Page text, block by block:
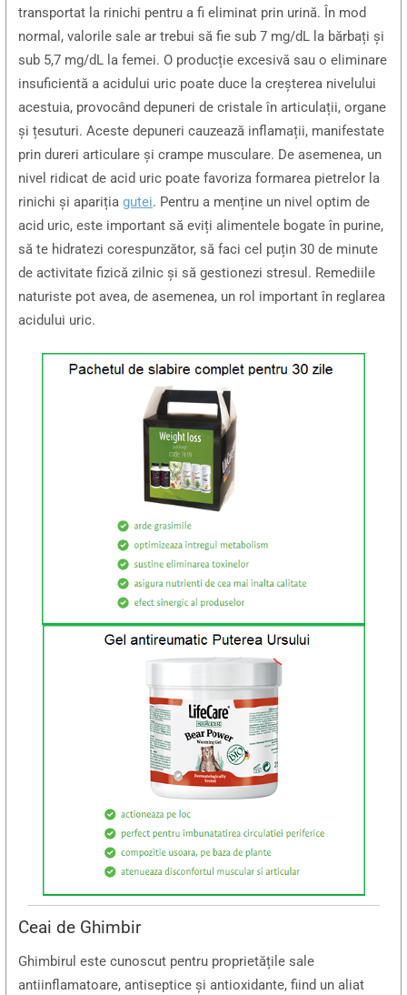
transportat la rinichi pentru a fi eliminat prin urină. În mod
normal, valorile sale ar trebui să fie sub 7 mg/dL la bărbați și
sub 5,7 mg/dL la femei. O producție excesivă sau o eliminare
insuficientă a acidului uric poate duce la creșterea nivelului
acestuia, provocând depuneri de cristale în articulații, organe
și țesuturi. Aceste depuneri cauzează inflamații, manifestate
prin dureri articulare și crampe musculare. De asemenea, un
nivel ridicat de acid uric poate favoriza formarea pietrelor la
rinichi și aparițiagutei. Pentru a menține un nivel optim de
acid uric, este important să eviți alimentele bogate în purine,
să te hidratezi corespunzător, să faci cel puțin 30 de minute
de activitate fizică zilnic și să gestionezi stresul. Remediile
naturiste pot avea, de asemenea, un rol important în reglarea
acidului uric.
Ceai de Ghimbir
Ghimbirul este cunoscut pentru proprietățile sale
antiinflamatoare, antiseptice și antioxidante, fiind un aliat